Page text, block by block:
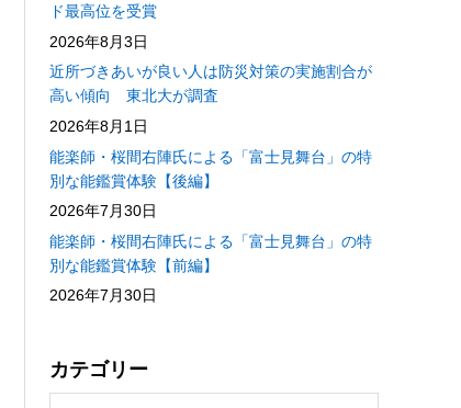
ド最高位を受賞
2026年8月3日
近所づきあいが良い人は防災対策の実施割合が
高い傾向 東北大が調査
2026年8月1日
能楽師・桜間右陣氏による「富士見舞台」の特
別な能鑑賞体験【後編】
2026年7月30日
能楽師・桜間右陣氏による「富士見舞台」の特
別な能鑑賞体験【前編】
2026年7月30日
カテゴリー